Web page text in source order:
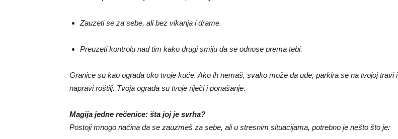
Zauzeti se za sebe, ali bez vikanja i drame.
Preuzeti kontrolu nad tim kako drugi smiju da se odnose prema tebi.
Granice su kao ograda oko tvoje kuće. Ako ih nemaš, svako može da uđe, parkira se na tvojoj travi i
napravi roštilj. Tvoja ograda su tvoje riječi i ponašanje.
Magija jedne rečenice: šta joj je svrha?
Postoji mnogo načina da se zauzmeš za sebe, ali u stresnim situacijama, potrebno je nešto što je: